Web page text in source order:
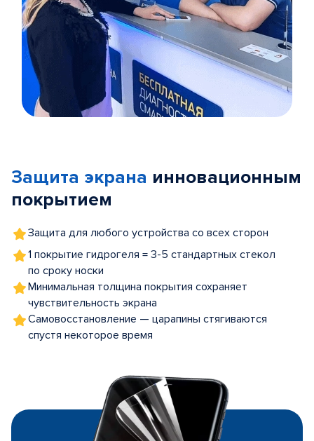
5
Защита экрана инновационным
покрытием
Защита для любого устройства со всех сторон
1 покрытие гидрогеля = 3-5 стандартных стекол
по сроку носки
Минимальная толщина покрытия сохраняет
чувствительность экрана
Самовосстановление — царапины стягиваются
спустя некоторое время